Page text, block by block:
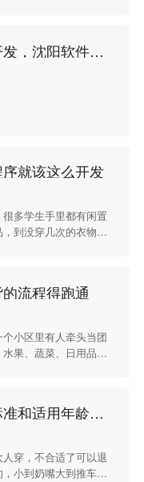
沈阳启达传媒—沈阳小程序开发，沈阳软件开发
就该这么开发
多学生手里都有闲置
到没穿几次的衣物、
没几天就被新内容顶
，整个过程效率很
交易需求收拢起来，
流程得跑通
小区里有人牵头当团
果、蔬菜、日用品、
个问题，就是统计起
没付，靠群里一条条
儿童用品小程序开发，安全标准和适用年龄得标清楚
穿，不合适了可以退
小到奶嘴大到推车，